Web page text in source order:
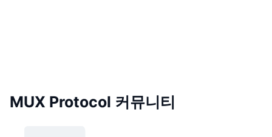
MUX Protocol 커뮤니티